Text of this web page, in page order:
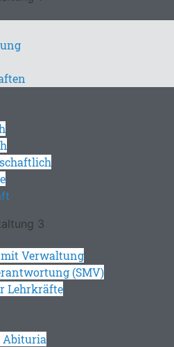
Verwaltung
(SMV)
Lehrkräfte
Abituria